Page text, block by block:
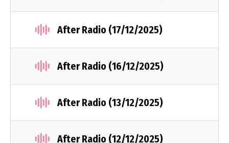
After Radio (17/12/2025)
After Radio (16/12/2025)
After Radio (13/12/2025)
After Radio (12/12/2025)